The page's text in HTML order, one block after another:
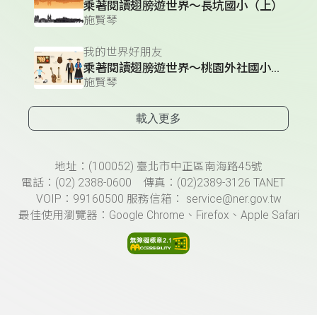
乘著閱讀翅膀遊世界～長坑國小（上）
施賢琴
我的世界好朋友
乘著閱讀翅膀遊世界～桃園外社國小（上）
施賢琴
載入更多
頁尾資訊地址：(100052) 臺北市中正區南海路45號
電話：(02) 2388-0600 傳真：(02)2389-3126 TANET
VOIP：99160500 服務信箱： service@ner.gov.tw
最佳使用瀏覽器：Google Chrome、Firefox、Apple Safari